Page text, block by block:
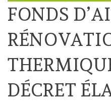
FONDS
DÉCRET